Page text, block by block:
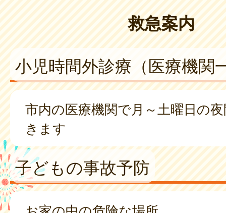
救急案内
小児時間外診療（医療機関
市内の医療機関で月～土曜日の
きます
子どもの事故予防